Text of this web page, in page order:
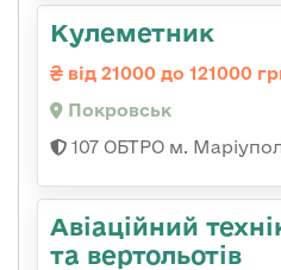
Кулеметник
від 21000 до 121000
Покровськ
107 ОБТРО м.
Авіаційний
та вертольотів